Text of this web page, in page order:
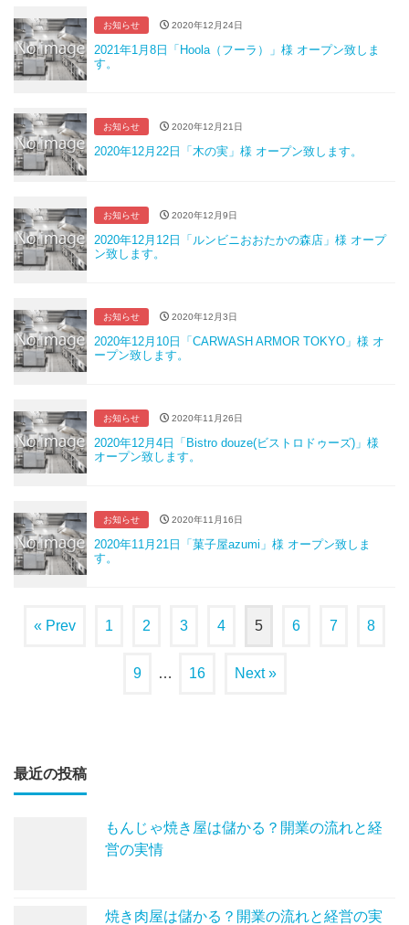
お知らせ 2020年12月24日
2021年1月8日「Hoola（フーラ）」様 オープン致しま
す。
お知らせ 2020年12月21日
2020年12月22日「木の実」様 オープン致します。
お知らせ 2020年12月9日
2020年12月12日「ルンビニおおたかの森店」様 オープ
ン致します。
お知らせ 2020年12月3日
2020年12月10日「CARWASH ARMOR TOKYO」様 オ
ープン致します。
お知らせ 2020年11月26日
2020年12月4日「Bistro douze(ビストロドゥーズ)」様
オープン致します。
お知らせ 2020年11月16日
2020年11月21日「菓子屋azumi」様 オープン致しま
す。
« Prev 1 2 3 4 5 6 7 8
9 … 16 Next »
最近の投稿
もんじゃ焼き屋は儲かる？開業の流れと経
営の実情
焼き肉屋は儲かる？開業の流れと経営の実